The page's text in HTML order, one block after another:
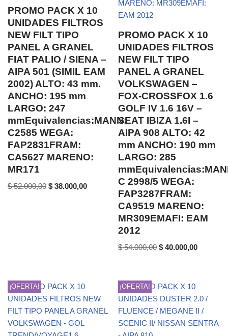
PROMO PACK X 10
UNIDADES FILTROS
NEW FILT TIPO
PANEL A GRANEL
FIAT PALIO / SIENA –
AIPA 501 (SIMIL EAM
2002) ALTO: 43 mm.
ANCHO: 195 mm
LARGO: 247
mmEquivalencias:MANN:
C2585 WEGA:
FAP2831FRAM:
CA5627 MARENO:
MR171
$52.000,00 $ 38.000,00
PROMO PACK X 10
UNIDADES FILTROS
NEW FILT TIPO
PANEL A GRANEL
VOLKSWAGEN –
FOX-CROSSFOX 1.6
GOLF IV 1.6 16V –
SEAT IBIZA 1.6I –
AIPA 908 ALTO: 42
mm ANCHO: 190 mm
LARGO: 285
C 2998/5 WEGA:
FAP3287FRAM:
CA9519 MARENO:
MR309EMAFI: EAM
2012
$54.000,00 $ 40.000,00
¡OFERTA! ¡OFERTA!